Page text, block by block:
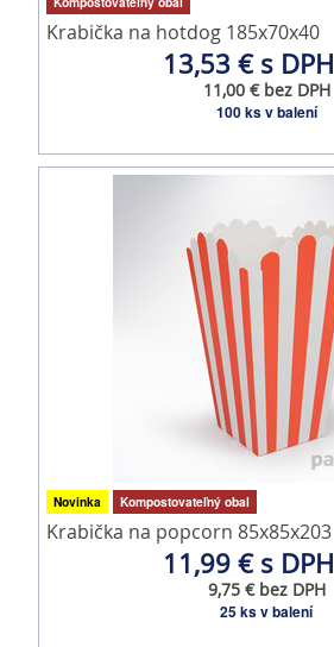
Krabička na hotdog 185x70x40
13,53 € s DPH
11,00 € bez DPH
100 ks v balení
Novinka Kompostovateľný obal
Krabička na popcorn 85x85x203
11,99 € s DPH
9,75 € bez DPH
25 ks v balení